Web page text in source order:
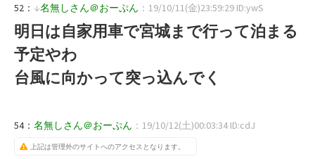
52： ↓名無しさん＠おーぷん ：19/10/11(金)23:59:29 ID:ywS
明日は自家用車で宮城まで行って泊まる
予定やわ
台風に向かって突っ込んでく
54： 名無しさん＠おーぷん ：19/10/12(土)00:03:34 ID:cdJ
上記は管理外のサイトへのアクセスとなります。